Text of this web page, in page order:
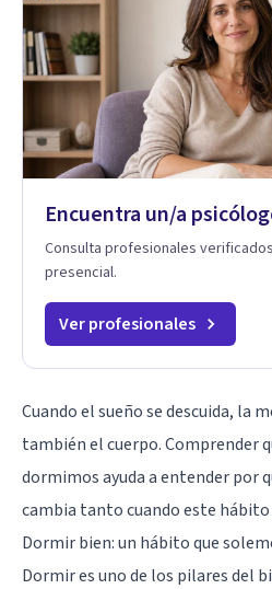
Encuentra un/a
Consulta profesionales
presencial.
Ver profesionales
Cuando el sueño se descuida, la
también el cuerpo. Comprender
dormimos ayuda a entender por
cambia tanto cuando este hábito
Dormir bien: un hábito que
Dormir es uno de los pilares del